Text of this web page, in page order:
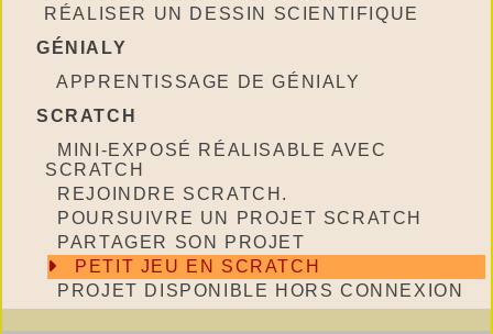
RÉALISER UN DESSIN SCIENTIFIQUE
GÉNIALY
APPRENTISSAGE DE GÉNIALY
SCRATCH
MINI-EXPOSÉ RÉALISABLE AVEC
SCRATCH
REJOINDRE SCRATCH.
POURSUIVRE UN PROJET SCRATCH
PARTAGER SON PROJET
PETIT JEU EN SCRATCH
PROJET DISPONIBLE HORS CONNEXION